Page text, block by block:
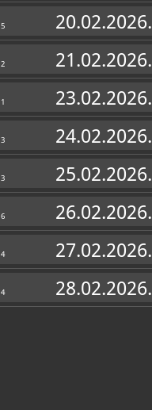
5 20.02.2026.
2 21.02.2026.
1 23.02.2026.
3 24.02.2026.
3 25.02.2026.
6 26.02.2026.
4 27.02.2026.
4 28.02.2026.